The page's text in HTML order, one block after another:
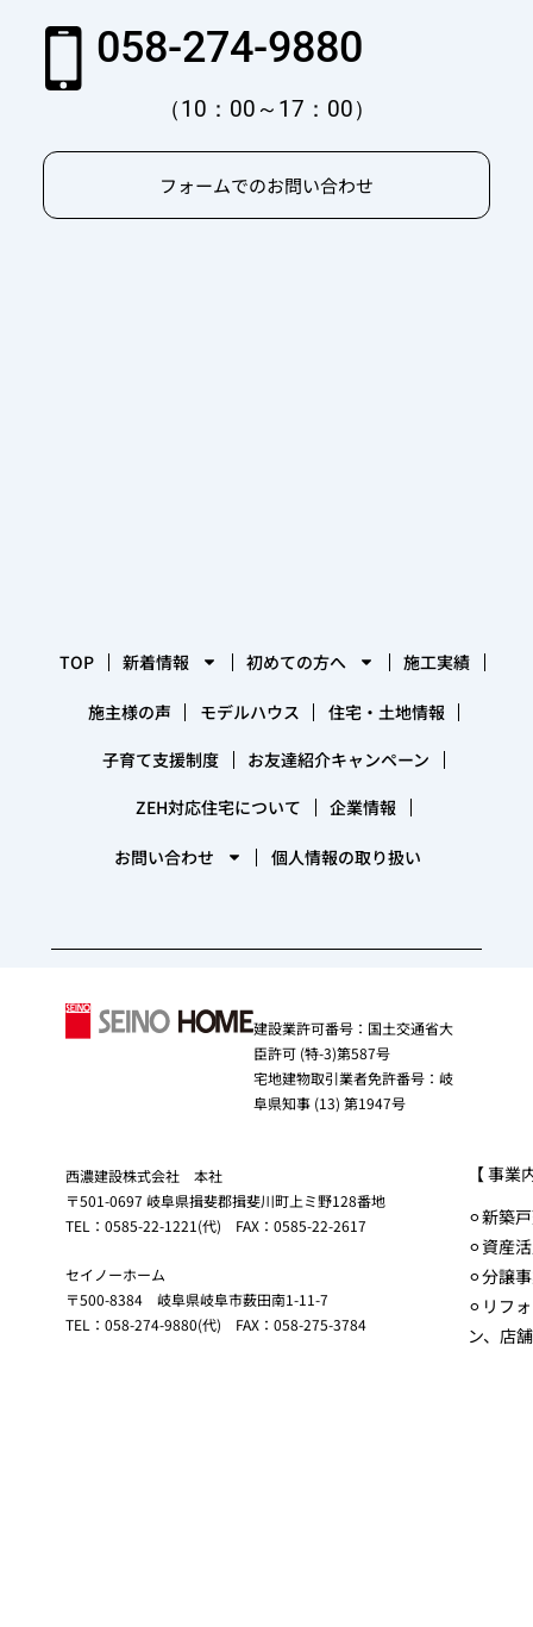
058-274-9880
（10：00～17：00）
フォームでのお問い合わせ
TOP 新着情報 初めての方へ 施工実績
施主様の声 モデルハウス
住宅・土地情報
子育て支援制度
お友達紹介キャンペーン
ZEH対応住宅について
企業情報
お問い合わせ 個人情報の取り扱い
建設業許可番号：国土交通省大
臣許可 (特-3)第587号
宅地建物取引業者免許番号：岐
阜県知事 (13) 第1947号
西濃建設株式会社 本社
〒501-0697 岐阜県揖斐郡揖斐川町上ミ野128番地
TEL：0585-22-1221(代) FAX：0585-22-2617
セイノーホーム
〒500-8384 岐阜県岐阜市薮田南1-11-7
TEL：058-274-9880(代) FAX：058-275-3784
【 事業
⚪︎新築
⚪︎資産
⚪︎分譲
⚪︎リフ
ン、店